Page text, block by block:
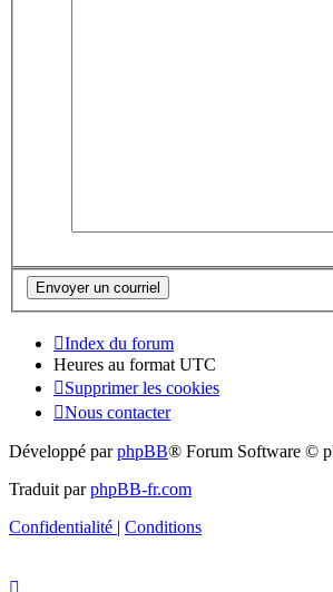
Index du forum
Heures au formatUTC
Supprimer les cookies
Nous contacter
Développé parphpBB® Forum Software ©
Traduit parphpBB-fr.com
Confidentialité
Conditions